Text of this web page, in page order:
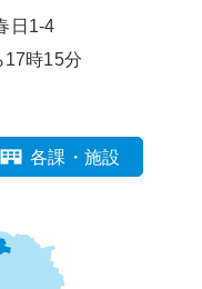
日1-4
17時15分
各課・施設